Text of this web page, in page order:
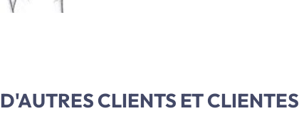
D'AUTRES CLIENTS ET